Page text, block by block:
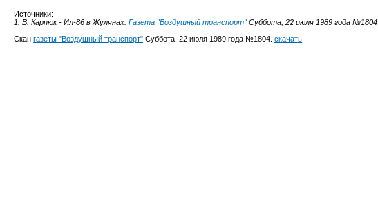
Источники:
1. В. Карпюк - Ил-86 в Жулянах.Газета "Воздушный транспорт"Суббота, 22 июля 1989 года №1804
Скангазеты "Воздушный транспорт" Суббота, 22 июля 1989 года №1804.скачать